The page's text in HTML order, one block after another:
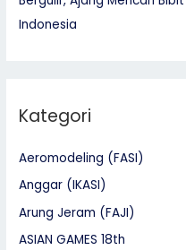
Indonesia
Kategori
Aeromodeling (FASI)
Anggar (IKASI)
Arung Jeram (FAJI)
ASIAN GAMES 18th